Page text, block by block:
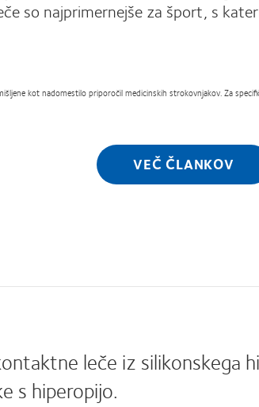
so najprimernejše za šport, s
kot nadomestilo priporočil medicinskih strokovnjakov. Za
VEČ ČLANKOV
leče iz silikonskega
s hiperopijo.